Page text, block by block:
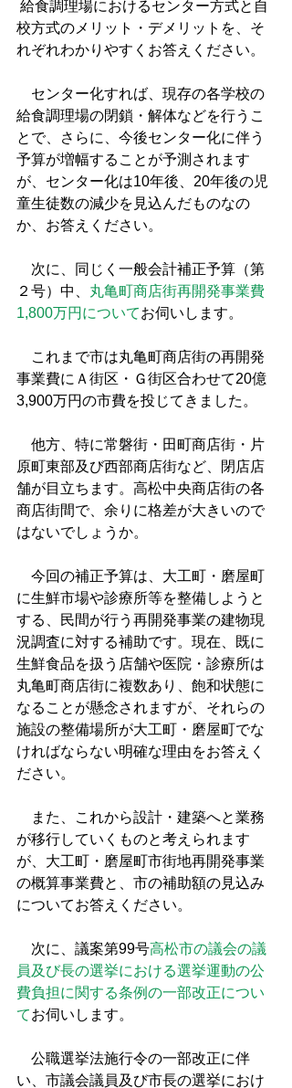
校方式のメリット・デメリットを、そ
れぞれわかりやすくお答えください。
センター化すれば、現存の各学校の
給食調理場の閉鎖・解体などを行うこ
とで、さらに、今後センター化に伴う
予算が増幅することが予測されます
が、センター化は10年後、20年後の児
童生徒数の減少を見込んだものなの
か、お答えください。
次に、同じく一般会計補正予算（第
２号）中、 丸亀町商店街再開発事業費
1,800万円についてお伺いします。
これまで市は丸亀町商店街の再開発
事業費にＡ街区・Ｇ街区合わせて20億
3,900万円の市費を投じてきました。
他方、特に常磐街・田町商店街・片
原町東部及び西部商店街など、閉店店
舗が目立ちます。高松中央商店街の各
商店街間で、余りに格差が大きいので
はないでしょうか。
今回の補正予算は、大工町・磨屋町
に生鮮市場や診療所等を整備しようと
する、民間が行う再開発事業の建物現
況調査に対する補助です。現在、既に
生鮮食品を扱う店舗や医院・診療所は
丸亀町商店街に複数あり、飽和状態に
なることが懸念されますが、それらの
施設の整備場所が大工町・磨屋町でな
ければならない明確な理由をお答えく
ださい。
また、これから設計・建築へと業務
が移行していくものと考えられます
が、大工町・磨屋町市街地再開発事業
の概算事業費と、市の補助額の見込み
についてお答えください。
次に、議案第99号高松市の議会の議
員及び長の選挙における選挙運動の公
費負担に関する条例の一部改正につい
てお伺いします。
公職選挙法施行令の一部改正に伴
い、市議会議員及び市長の選挙におけ